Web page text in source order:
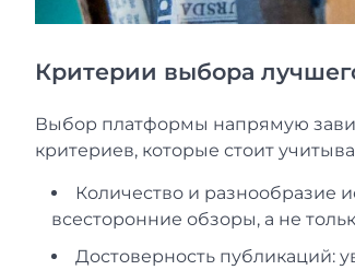
Критерии выбора
Выбор платформы напрямую
критериев, которые стоит
Количество и разнообразие
всесторонние обзоры, а не
Достоверность публикаций: